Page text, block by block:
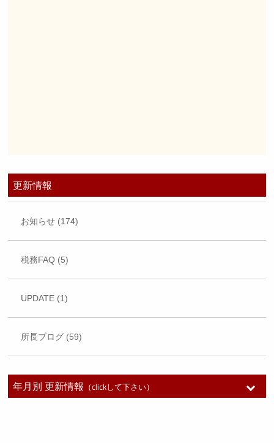
更新情報
お知らせ (174)
税務FAQ (5)
UPDATE (1)
所長ブログ (59)
年月別 更新情報 （clickして下さい）